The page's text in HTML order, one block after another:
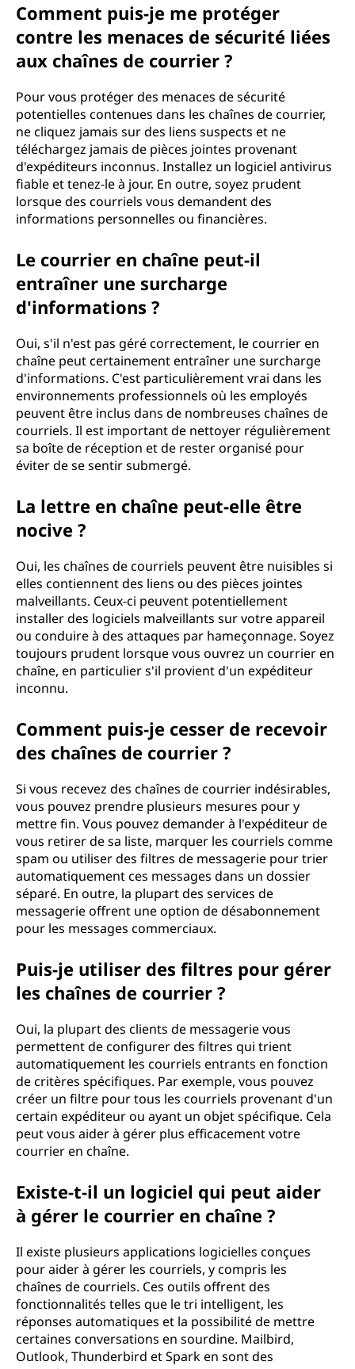
Comment puis-je me protéger
contre les menaces de sécurité liées
aux chaînes de courrier ?
Pour vous protéger des menaces de sécurité
potentielles contenues dans les chaînes de courrier,
ne cliquez jamais sur des liens suspects et ne
téléchargez jamais de pièces jointes provenant
d'expéditeurs inconnus. Installez un logiciel antivirus
fiable et tenez-le à jour. En outre, soyez prudent
lorsque des courriels vous demandent des
informations personnelles ou financières.
Le courrier en chaîne peut-il
entraîner une surcharge
d'informations ?
Oui, s'il n'est pas géré correctement, le courrier en
chaîne peut certainement entraîner une surcharge
d'informations. C'est particulièrement vrai dans les
environnements professionnels où les employés
peuvent être inclus dans de nombreuses chaînes de
courriels. Il est important de nettoyer régulièrement
sa boîte de réception et de rester organisé pour
éviter de se sentir submergé.
La lettre en chaîne peut-elle être
nocive ?
Oui, les chaînes de courriels peuvent être nuisibles si
elles contiennent des liens ou des pièces jointes
malveillants. Ceux-ci peuvent potentiellement
installer des logiciels malveillants sur votre appareil
ou conduire à des attaques par hameçonnage. Soyez
toujours prudent lorsque vous ouvrez un courrier en
chaîne, en particulier s'il provient d'un expéditeur
inconnu.
Comment puis-je cesser de recevoir
des chaînes de courrier ?
Si vous recevez des chaînes de courrier indésirables,
vous pouvez prendre plusieurs mesures pour y
mettre fin. Vous pouvez demander à l'expéditeur de
vous retirer de sa liste, marquer les courriels comme
spam ou utiliser des filtres de messagerie pour trier
automatiquement ces messages dans un dossier
séparé. En outre, la plupart des services de
messagerie offrent une option de désabonnement
pour les messages commerciaux.
Puis-je utiliser des filtres pour gérer
les chaînes de courrier ?
Oui, la plupart des clients de messagerie vous
permettent de configurer des filtres qui trient
automatiquement les courriels entrants en fonction
de critères spécifiques. Par exemple, vous pouvez
créer un filtre pour tous les courriels provenant d'un
certain expéditeur ou ayant un objet spécifique. Cela
peut vous aider à gérer plus efficacement votre
courrier en chaîne.
Existe-t-il un logiciel qui peut aider
à gérer le courrier en chaîne ?
Il existe plusieurs applications logicielles conçues
pour aider à gérer les courriels, y compris les
chaînes de courriels. Ces outils offrent des
fonctionnalités telles que le tri intelligent, les
réponses automatiques et la possibilité de mettre
certaines conversations en sourdine. Mailbird,
Outlook, Thunderbird et Spark en sont des